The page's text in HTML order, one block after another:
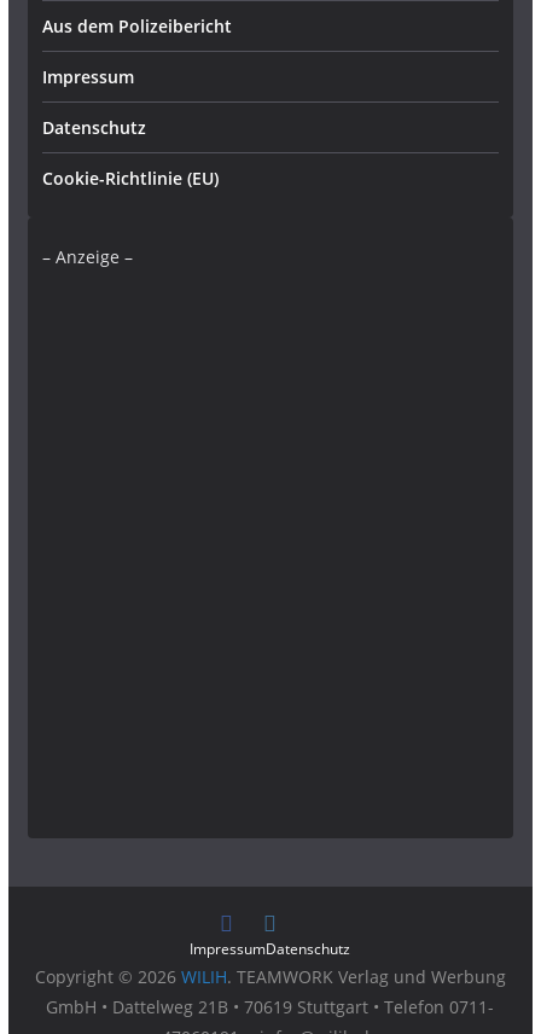
Aus dem Polizeibericht
Impressum
Datenschutz
Cookie-Richtlinie (EU)
– Anzeige –
ImpressumDatenschutz
Copyright © 2026 WILIH. TEAMWORK Verlag und Werbung
GmbH • Dattelweg 21B • 70619 Stuttgart • Telefon 0711-